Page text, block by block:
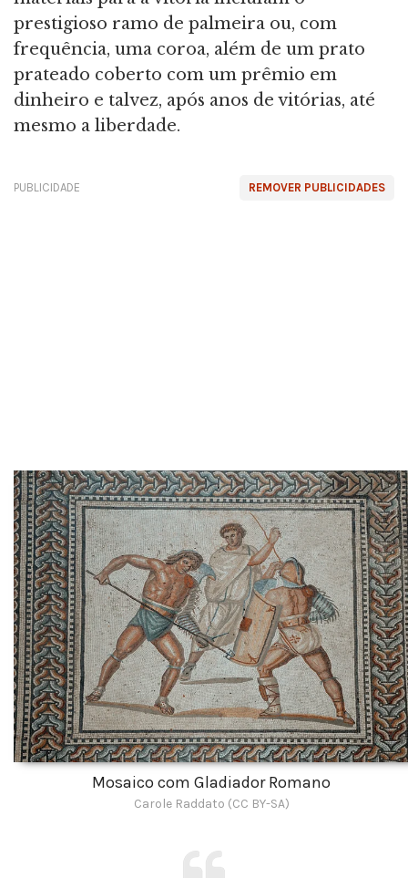
prestigioso ramo de palmeira ou, com
frequência, uma coroa, além de um prato
prateado coberto com um prêmio em
dinheiro e talvez, após anos de vitórias, até
mesmo a liberdade.
REMOVER PUBLICIDADES
PUBLICIDADE
Mosaico com Gladiador Romano
Carole Raddato (CC BY-SA)